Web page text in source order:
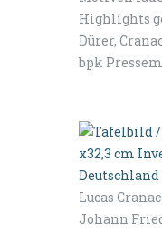
Highlights
Dürer,
bpk
Lucas
Johann